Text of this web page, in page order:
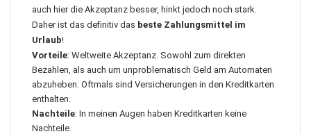
auch hier die Akzeptanz besser, hinkt jedoch noch stark.
Daher ist das definitiv das beste Zahlungsmittel im
Urlaub!
Vorteile: Weltweite Akzeptanz. Sowohl zum direkten
Bezahlen, als auch um unproblematisch Geld am Automaten
abzuheben. Oftmals sind Versicherungen in den Kreditkarten
enthalten.
Nachteile: In meinen Augen haben Kreditkarten keine
Nachteile.